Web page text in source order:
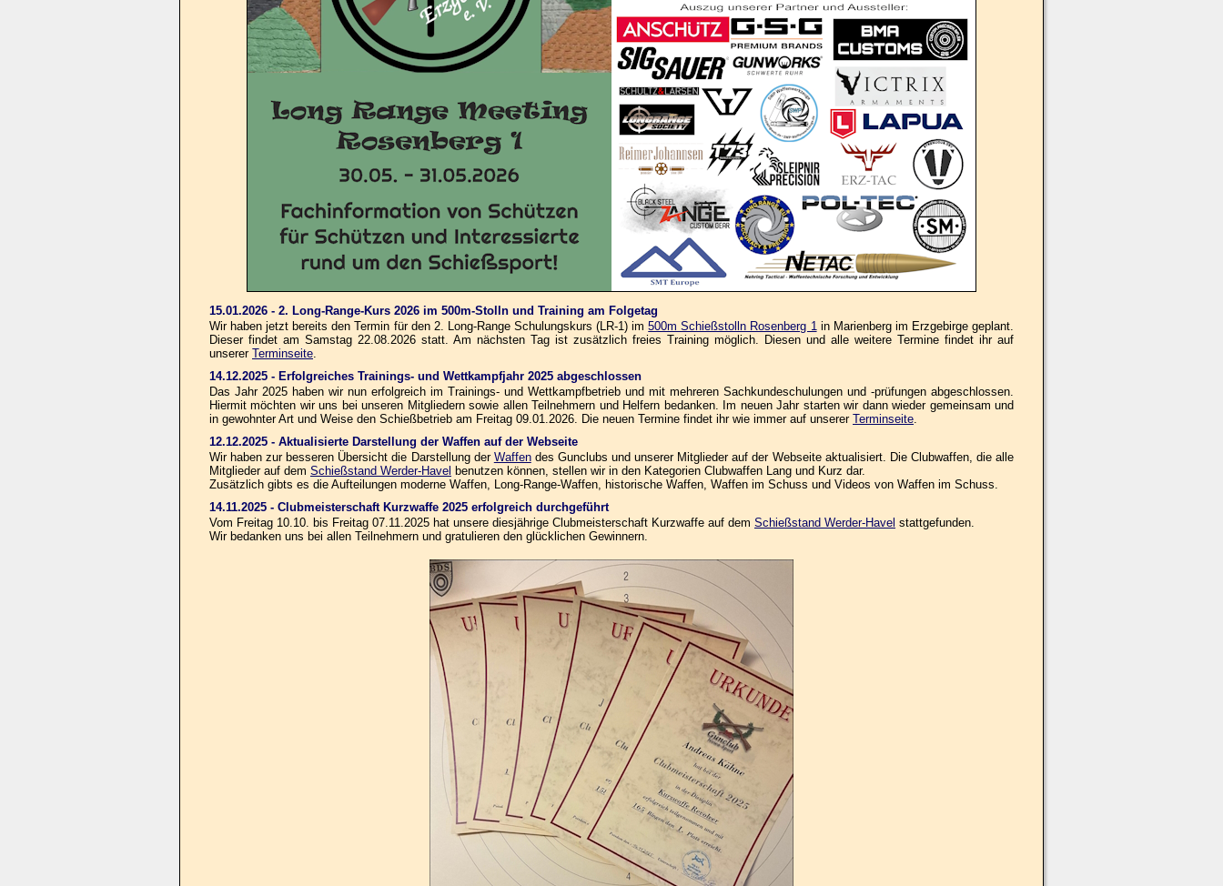
15.01.2026 - 2. Long-Range-Kurs 2026 im 500m-Stolln und Training am Folgetag
Wir haben jetzt bereits den Termin für den 2. Long-Range Schulungskurs (LR-1) im500m Schießstolln Rosenberg 1in Marienberg im Erzgebirge geplant.
Dieser findet am Samstag 22.08.2026 statt. Am nächsten Tag ist zusätzlich freies Training möglich. Diesen und alle weitere Termine findet ihr auf
unserer Terminseite.
14.12.2025 - Erfolgreiches Trainings- und Wettkampfjahr 2025 abgeschlossen
Das Jahr 2025 haben wir nun erfolgreich im Trainings- und Wettkampfbetrieb und mit mehreren Sachkundeschulungen und -prüfungen abgeschlossen.
Hiermit möchten wir uns bei unseren Mitgliedern sowie allen Teilnehmern und Helfern bedanken. Im neuen Jahr starten wir dann wieder gemeinsam und
in gewohnter Art und Weise den Schießbetrieb am Freitag 09.01.2026. Die neuen Termine findet ihr wie immer auf unserer Terminseite.
12.12.2025 - Aktualisierte Darstellung der Waffen auf der Webseite
Wir haben zur besseren Übersicht die Darstellung der Waffendes Gunclubs und unserer Mitglieder auf der Webseite aktualisiert. Die Clubwaffen, die alle
Mitglieder auf dem Schießstand Werder-Havel benutzen können, stellen wir in den Kategorien Clubwaffen Lang und Kurz dar.
Zusätzlich gibts es die Aufteilungen moderne Waffen, Long-Range-Waffen, historische Waffen, Waffen im Schuss und Videos von Waffen im Schuss.
14.11.2025 - Clubmeisterschaft Kurzwaffe 2025 erfolgreich durchgeführt
Vom Freitag 10.10. bis Freitag 07.11.2025 hat unsere diesjährige Clubmeisterschaft Kurzwaffe auf dem Schießstand Werder-Havel stattgefunden.
Wir bedanken uns bei allen Teilnehmern und gratulieren den glücklichen Gewinnern.